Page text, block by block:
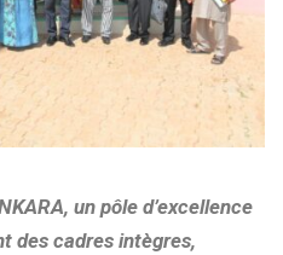
un pôle d’excellence
des cadres intègres,